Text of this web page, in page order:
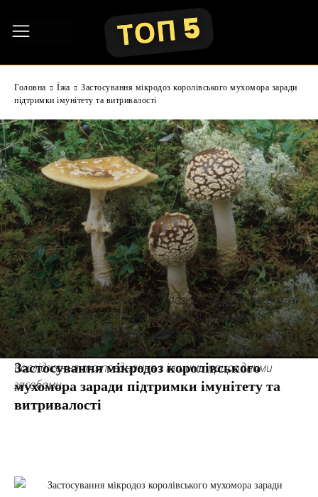
Головна Їжа
Застосування мікродоз королівського мухомора заради
підтримки імунітету та витривалості
Застосування мікродоз королівського
мухомора заради підтримки імунітету та
витривалості
Детальна стаття про мікродозування королівського
мухомора як натуральної добавки для зміцнення
імунної системи, підвищення фізичної витривалості
та гармонізації організму. Розглядаються переваги,
дослідження та поєднання з іншими природними
засобами.